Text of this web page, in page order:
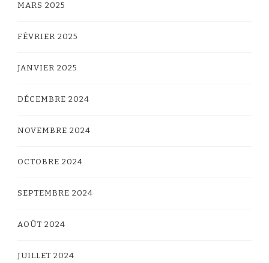
MARS 2025
FÉVRIER 2025
JANVIER 2025
DÉCEMBRE 2024
NOVEMBRE 2024
OCTOBRE 2024
SEPTEMBRE 2024
AOÛT 2024
JUILLET 2024